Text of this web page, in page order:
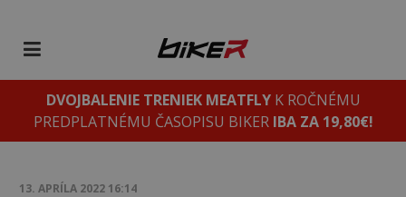
DVOJBALENIE TRENIEK MEATFLYK ROČNÉMU
PREDPLATNÉMU ČASOPISU BIKER IBA ZA 19,80€!
13. APRÍLA 2022 16:14